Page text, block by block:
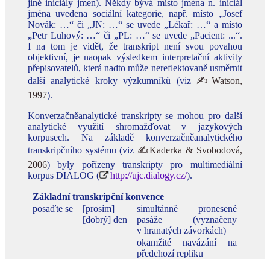
jiné iniciály jmen). Někdy bývá místo jménan. iniciál
jména uvedena sociální kategorie, např. místo „Josef
Novák: …“ či „JN: …“ se uvede „Lékař: …“ a místo
„Petr Luhový: …“ či „PL: …“ se uvede „Pacient: ...“.
I na tom je vidět, že transkript není svou povahou
objektivní, je naopak výsledkem interpretační aktivity
přepisovatelů, která nadto může nereflektovaně usměrnit
další analytické kroky výzkumníků (viz ✍Watson,
1997).
Konverzačněanalytické transkripty se mohou pro další
analytické využití shromažďovat v jazykových
korpusech. Na základě konverzačněanalytického
transkripčního systému (viz ✍Kaderka & Svobodová,
2006) byly pořízeny transkripty pro multimediální
korpus DIALOG (
http://ujc.dialogy.cz/).
Základní transkripční konvence
posaďte se
[prosím]
[dobrý] den
simultánně pronesené
pasáže (vyznačeny
v hranatých závorkách)
=
okamžité navázání na
předchozí repliku